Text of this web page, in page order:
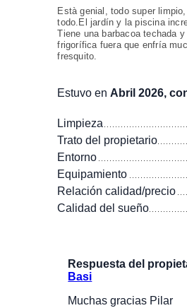
Està genial, todo super
todo.El jardín y la piscina
Tiene una barbacoa techada
frigorífica fuera que enfría
fresquito.
Estuvo en Abril 2026,
Limpieza
Trato del propietario
Entorno
Equipamiento
Relación calidad/precio
Calidad del sueño
Respuesta del
Basi
Muchas gracias Pilar